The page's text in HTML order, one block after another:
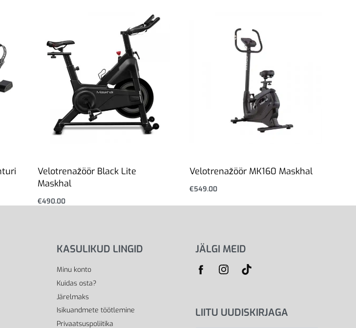
Velotrenažöör Black Lite
Maskhal
€490.00
Velotrenažöör MK160 Maskhal
€549.00
KASULIKUD LINGID
Minu konto
Kuidas osta?
Järelmaks
Isikuandmete töötlemine
Privaatsuspoliitika
JÄLGI MEID
LIITU UUDISKIRJAGA